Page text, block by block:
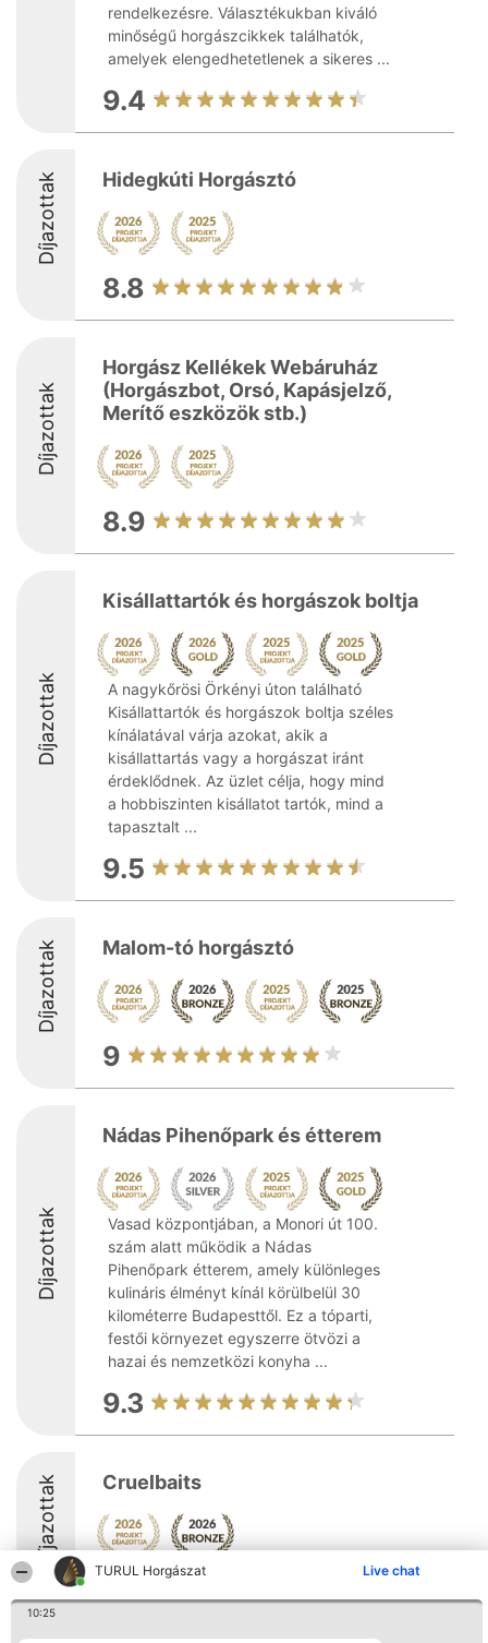
TURUL Horgászat Live chat
10:25
rendelkezésre. Választékukban kiváló
minőségű horgászcikkek találhatók,
amelyek elengedhetetlenek a sikeres ...
9.4
Díjazottak Hidegkúti Horgásztó
8.8
Díjazottak
Horgász Kellékek Webáruház
(Horgászbot, Orsó, Kapásjelző,
Merítő eszközök stb.)
8.9
Díjazottak
Kisállattartók és horgászok boltja
A nagykőrösi Örkényi úton található
Kisállattartók és horgászok boltja széles
kínálatával várja azokat, akik a
kisállattartás vagy a horgászat iránt
érdeklődnek. Az üzlet célja, hogy mind
a hobbiszinten kisállatot tartók, mind a
tapasztalt ...
9.5
Díjazottak Malom-tó horgásztó
9
Díjazottak
Nádas Pihenőpark és étterem
Vasad központjában, a Monori út 100.
szám alatt működik a Nádas
Pihenőpark étterem, amely különleges
kulináris élményt kínál körülbelül 30
kilométerre Budapesttől. Ez a tóparti,
festői környezet egyszerre ötvözi a
hazai és nemzetközi konyha ...
9.3
Díjazottak Cruelbaits
9.1